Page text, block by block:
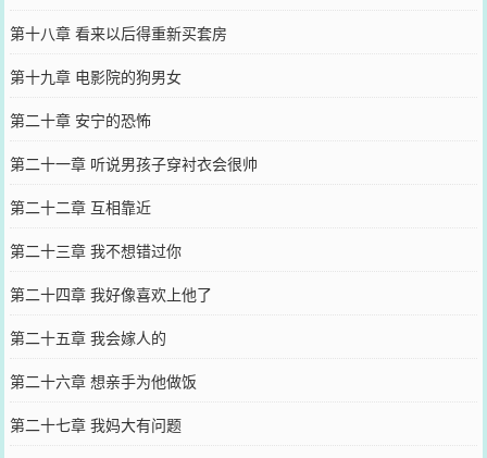
第十八章 看来以后得重新买套房
第十九章 电影院的狗男女
第二十章 安宁的恐怖
第二十一章 听说男孩子穿衬衣会很帅
第二十二章 互相靠近
第二十三章 我不想错过你
第二十四章 我好像喜欢上他了
第二十五章 我会嫁人的
第二十六章 想亲手为他做饭
第二十七章 我妈大有问题